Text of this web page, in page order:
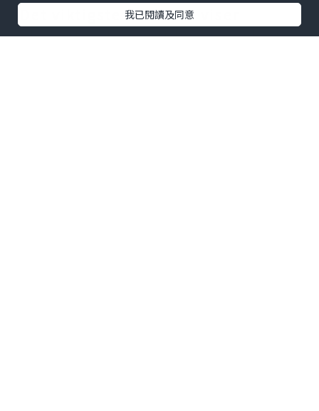
"Det viktigste er at alle viser
solidaritet. Uansett hva som skjer
我已閱讀及同意